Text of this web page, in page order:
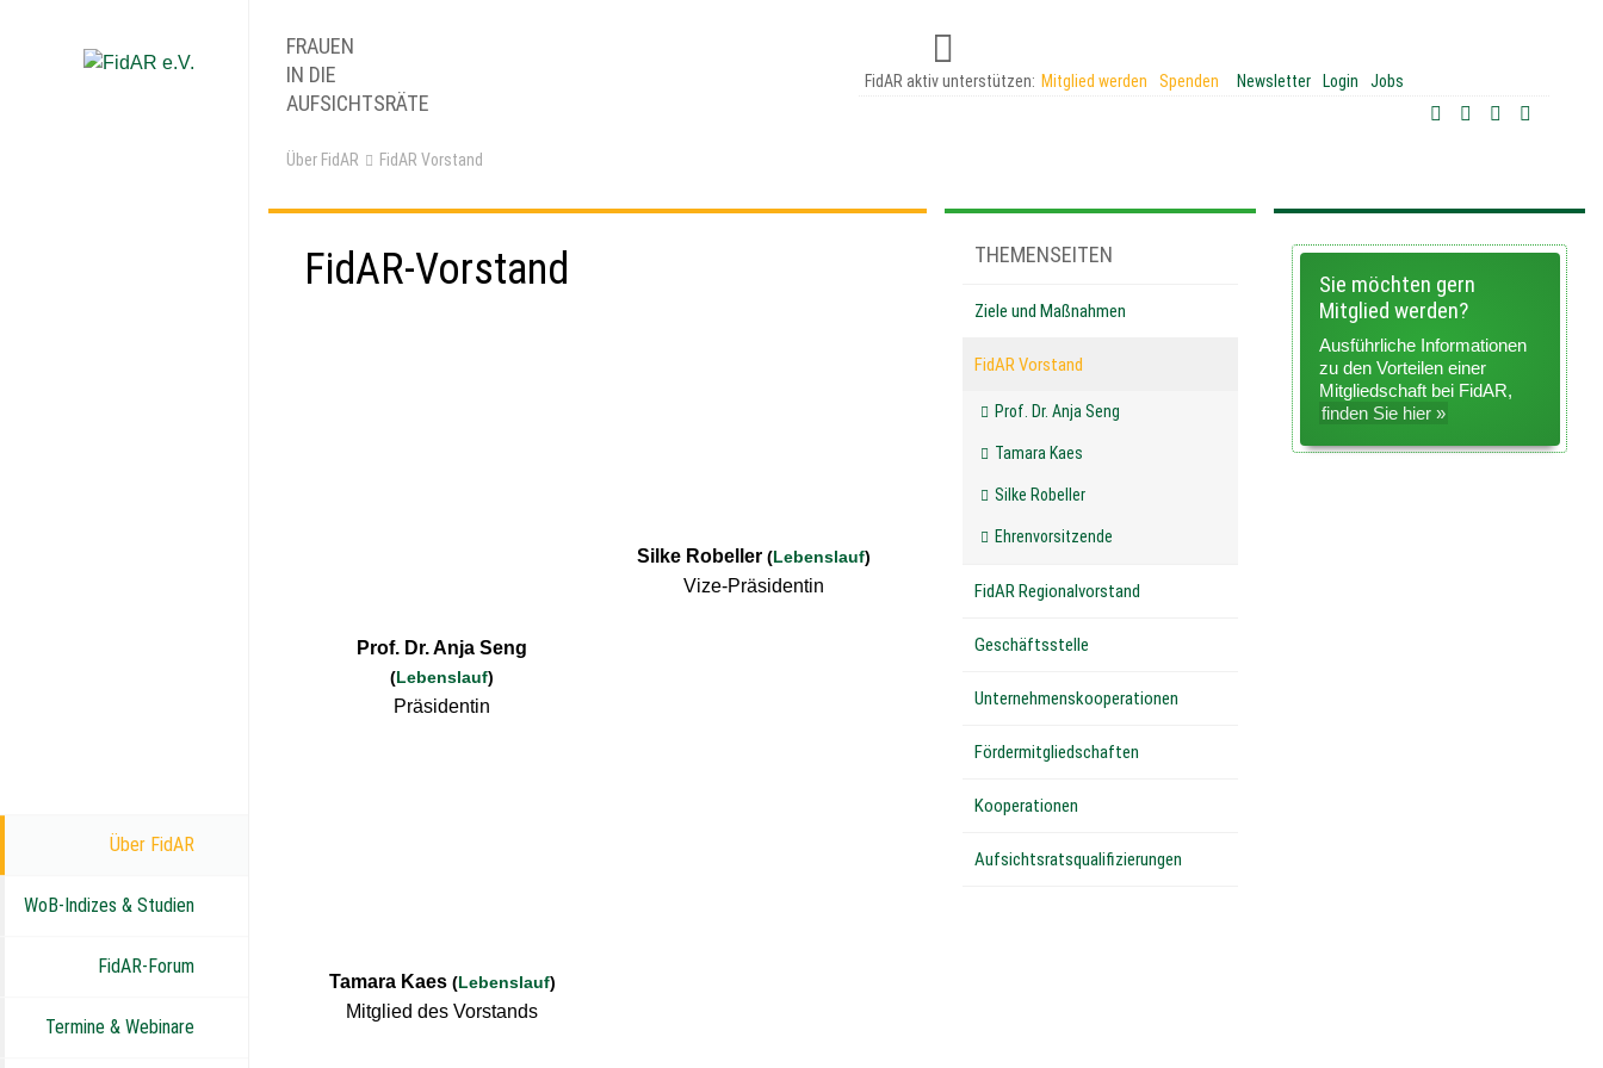
Über FidAR
WoB-Indizes & Studien
FidAR-Forum
Termine & Webinare
FRAUEN
IN DIE
AUFSICHTSRÄTE
Über FidAR FidAR Vorstand
FidAR aktiv unterstützen: Mitglied werden Spenden Newsletter Login Jobs
FacebookTwitterYouTube
FidAR-Vorstand
Prof. Dr. Anja Seng
( Lebenslauf)
Präsidentin
Tamara Kaes (Lebenslauf)
Mitglied des Vorstands
Silke Robeller (Lebenslauf)
Vize-Präsidentin
THEMENSEITEN
Ziele und Maßnahmen
FidAR Vorstand
Prof. Dr. Anja Seng
Tamara Kaes
Silke Robeller
Ehrenvorsitzende
FidAR Regionalvorstand
Geschäftsstelle
Unternehmenskooperationen
Fördermitgliedschaften
Kooperationen
Aufsichtsratsqualifizierungen
Sie möchten gern
Mitglied werden?
Ausführliche Informationen
zu den Vorteilen einer
Mitgliedschaft bei FidAR,
finden Sie hier »